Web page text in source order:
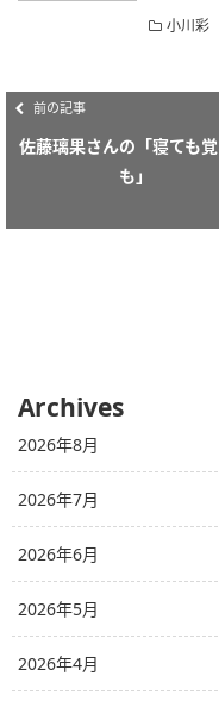
小川彩
前の記事
佐藤璃果さんの「寝ても
も」
Archives
2026年8月
2026年7月
2026年6月
2026年5月
2026年4月